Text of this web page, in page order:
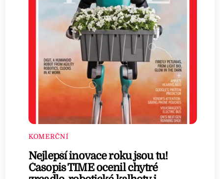
KOMERČNÍ
Nejlepší inovace roku jsou tu!
Časopis TIME ocenil chytré